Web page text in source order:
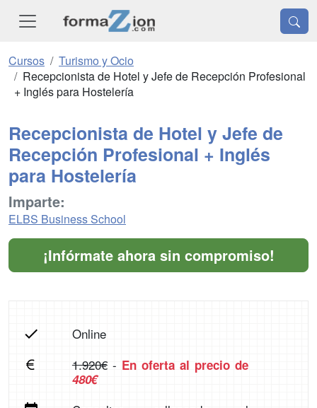
Cursos
Turismo y Ocio
Recepcionista de Hotel y Jefe de Recepción Profesional
+ Inglés para Hostelería
Recepcionista de Hotel y Jefe de
Recepción Profesional + Inglés
para Hostelería
Imparte:
ELBS Business School
¡Infórmate ahora sin compromiso!
Online
1.920€- En oferta al precio de
480€